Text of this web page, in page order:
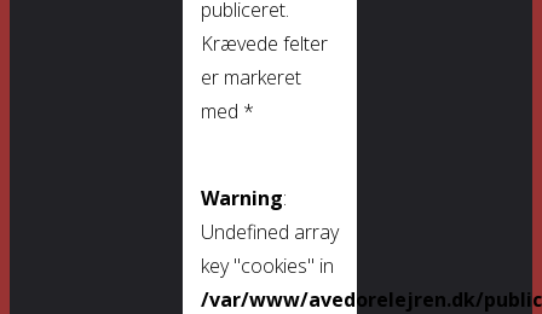
publiceret.
Krævede felter
er markeret
med *
Warning:
Undefined array
key "cookies" in
/var/www/avedorelejren.dk/